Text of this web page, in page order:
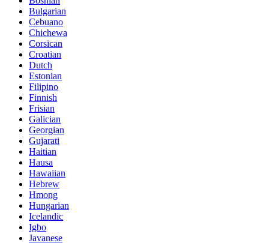
Bulgarian
Cebuano
Chichewa
Corsican
Croatian
Dutch
Estonian
Filipino
Finnish
Frisian
Galician
Georgian
Gujarati
Haitian
Hausa
Hawaiian
Hebrew
Hmong
Hungarian
Icelandic
Igbo
Javanese